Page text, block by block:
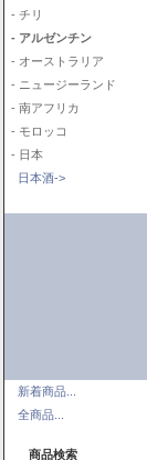
- チリ
- アルゼンチン
- オーストラリア
- ニュージーランド
- 南アフリカ
- モロッコ
- 日本
日本酒->
新着商品...
全商品...
商品検索